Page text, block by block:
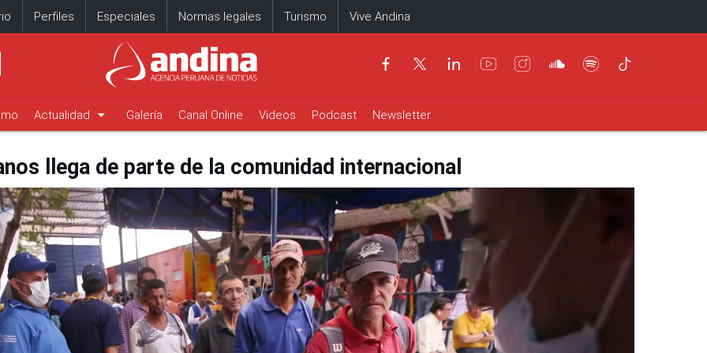
Perfiles Especiales Normas legales Turismo Vive Andina
Actualidad arrow_drop_down Galería Canal Online Videos Podcast Newsletter
llega de parte de la comunidad internacional